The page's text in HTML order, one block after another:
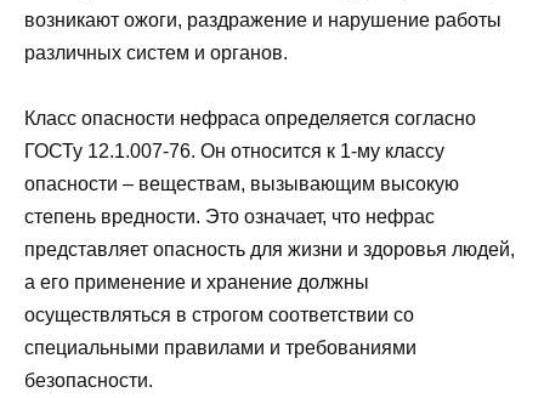
возникают ожоги, раздражение и нарушение работы
различных систем и органов.
Класс опасности нефраса определяется согласно
ГОСТу 12.1.007-76. Он относится к 1-му классу
опасности – веществам, вызывающим высокую
степень вредности. Это означает, что нефрас
представляет опасность для жизни и здоровья людей,
а его применение и хранение должны
осуществляться в строгом соответствии со
специальными правилами и требованиями
безопасности.